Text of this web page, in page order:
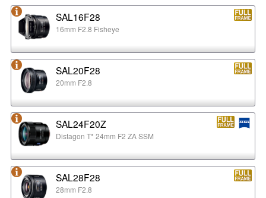
SAL16F28
16mm F2.8 Fisheye
SAL20F28
20mm F2.8
SAL24F20Z
Distagon T* 24mm F2 ZA SSM
SAL28F28
28mm F2.8